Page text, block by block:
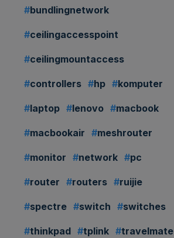
1.129.000,00
Ajukan
Sewa
bundlingnetwork
ceilingaccesspoint
ceilingmountaccess
controllers hp komputer
laptop lenovo macbook
macbookair meshrouter
monitor network pc
router routers ruijie
spectre switch switches
thinkpad tplink travelmate